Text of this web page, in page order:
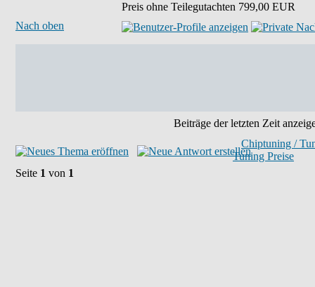
Preis ohne Teilegutachten 799,00 EUR
Nach oben
Beiträge der letzten Zeit
Chiptuning /
Tuning Preise
Seite 1 von 1